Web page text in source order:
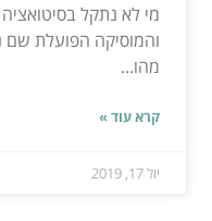
מי לא נתקל
והמוסיקה הפועלת שם
מהו...
קרא עוד »
יול 17, 2019